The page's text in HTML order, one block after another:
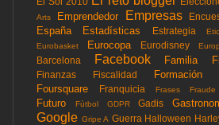
Arts
Emprendedor Empresas
España Estadísticas Estrategia
Eurobasket Eurocopa Eurodisney
Barcelona
Facebook Familia
Finanzas Fiscalidad Formación
Foursquare
Franquicia Frases Fraude
Futuro Fùtbol GDPR Gadis
Google Gripe A Guerra Halloween